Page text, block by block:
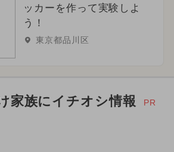
ッカーを作って実験しよ
う！
東京都品川区
家族にイチオシ情報 PR